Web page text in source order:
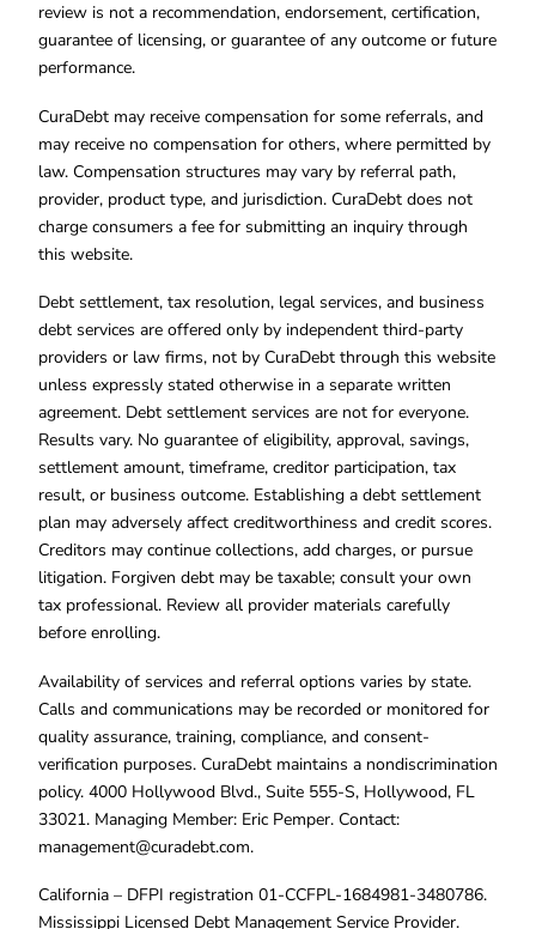
review is not a recommendation, endorsement, certification,
guarantee of licensing, or guarantee of any outcome or future
performance.
CuraDebt may receive compensation for some referrals, and
may receive no compensation for others, where permitted by
law. Compensation structures may vary by referral path,
provider, product type, and jurisdiction. CuraDebt does not
charge consumers a fee for submitting an inquiry through
this website.
Debt settlement, tax resolution, legal services, and business
debt services are offered only by independent third-party
providers or law firms, not by CuraDebt through this website
unless expressly stated otherwise in a separate written
agreement. Debt settlement services are not for everyone.
Results vary. No guarantee of eligibility, approval, savings,
settlement amount, timeframe, creditor participation, tax
result, or business outcome. Establishing a debt settlement
plan may adversely affect creditworthiness and credit scores.
Creditors may continue collections, add charges, or pursue
litigation. Forgiven debt may be taxable; consult your own
tax professional. Review all provider materials carefully
before enrolling.
Availability of services and referral options varies by state.
Calls and communications may be recorded or monitored for
quality assurance, training, compliance, and consent-
verification purposes. CuraDebt maintains a nondiscrimination
policy. 4000 Hollywood Blvd., Suite 555-S, Hollywood, FL
33021. Managing Member: Eric Pemper. Contact:
management@curadebt.com.
California – DFPI registration 01-CCFPL-1684981-3480786.
Mississippi Licensed Debt Management Service Provider.